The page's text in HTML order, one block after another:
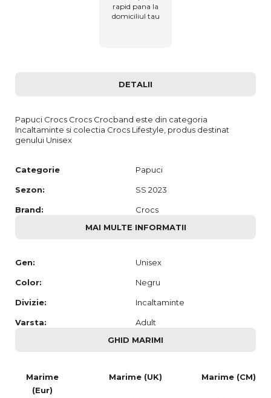
rapid pana la
domiciliul tau
DETALII
Papuci Crocs Crocs Crocband este din categoria
Incaltaminte si colectia Crocs Lifestyle, produs destinat
genului Unisex
Categorie Papuci
Sezon: SS 2023
Brand:
Crocs
MAI MULTE INFORMATII
Gen: Unisex
Color: Negru
Divizie: Incaltaminte
Varsta:
Adult
GHID MARIMI
Marime
(Eur)
Marime (UK) Marime (CM)